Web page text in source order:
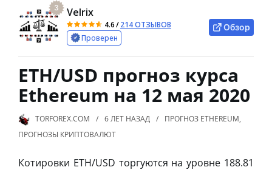
3 Velrix
4.6/214 ОТЗЫВОВ
Проверен
Обзор
ETH/USD прогноз курса
Ethereum на 12 мая 2020
TORFOREX.COM 6 ЛЕТ НАЗАД ПРОГНОЗ ETHEREUM,
ПРОГНОЗЫ КРИПТОВАЛЮТ
Котировки ETH/USD торгуются на уровне 188.81